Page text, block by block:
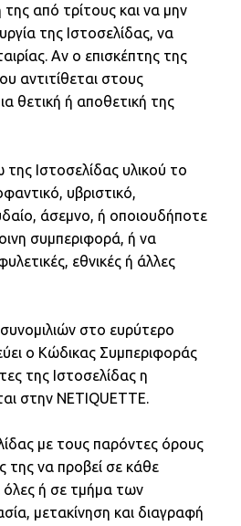
από τρίτους και να μην
της Ιστοσελίδας, να
Αν ο επισκέπτης της
αντιτίθεται στους
θετική ή αποθετική της
Ιστοσελίδας υλικού το
υβριστικό,
άσεμνο, ή οποιουδήποτε
συμπεριφορά, ή να
εθνικές ή άλλες
στο ευρύτερο
ο Κώδικας Συμπεριφοράς
της Ιστοσελίδας η
στην NETIQUETTE.
με τους παρόντες όρους
της να προβεί σε κάθε
όλες ή σε τμήμα των
μετακίνηση και διαγραφή